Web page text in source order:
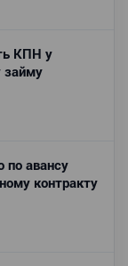
КПН у
займу
по авансу
контракту